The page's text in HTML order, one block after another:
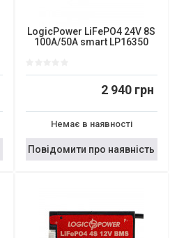
LogicPower LiFePO4 24V 8S
100A/50A smart LP16350
2 940 грн
Немає в наявності
Повідомити про наявність